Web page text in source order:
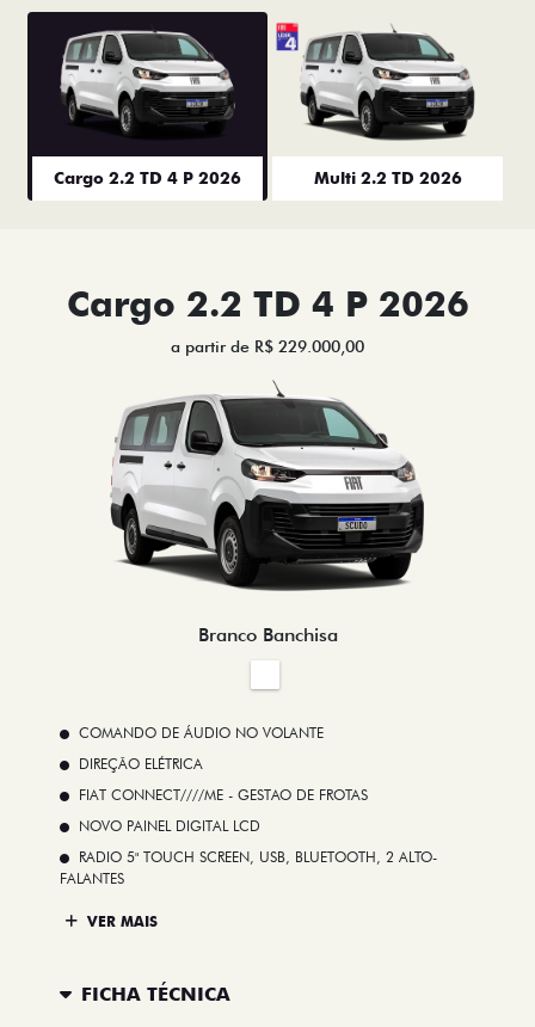
Cargo 2.2 TD 4 P 2026 Multi 2.2 TD 2026
Cargo 2.2 TD 4 P 2026
a partir de R$ 229.000,00
Branco Banchisa
COMANDO DE ÁUDIO NO VOLANTE
DIREÇÃO ELÉTRICA
FIAT CONNECT////ME - GESTAO DE FROTAS
NOVO PAINEL DIGITAL LCD
RADIO 5" TOUCH SCREEN, USB, BLUETOOTH, 2 ALTO-
FALANTES
VER MAIS
FICHA TÉCNICA